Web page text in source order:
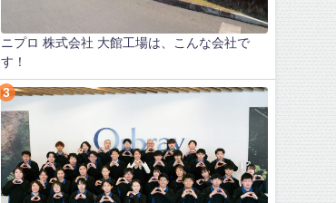
ニプロ 株式会社 大館工場は、こんな会社で
す！